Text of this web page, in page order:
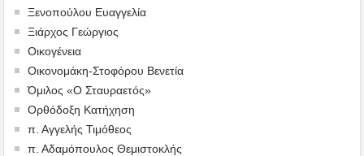
Ξενοπούλου Ευαγγελία
Ξιάρχος Γεώργιος
Οικογένεια
Οικονομάκη-Στοφόρου Βενετία
Όμιλος «Ο Σταυραετός»
Ορθόδοξη Κατήχηση
π. Αγγελής Τιμόθεος
π. Αδαμόπουλος Θεμιστοκλής